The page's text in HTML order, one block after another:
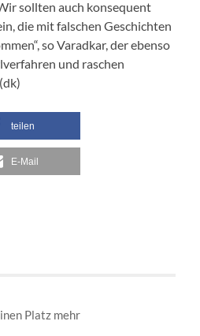
sollten auch konsequent
die mit falschen Geschichten
so Varadkar, der ebenso
und raschen
teilen
E-Mail
Platz mehr